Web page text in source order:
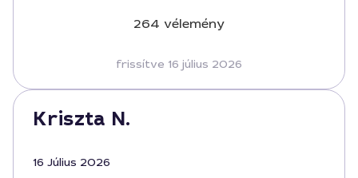
264 vélemény
frissítve 16 július 2026
Kriszta N.
16 Július 2026